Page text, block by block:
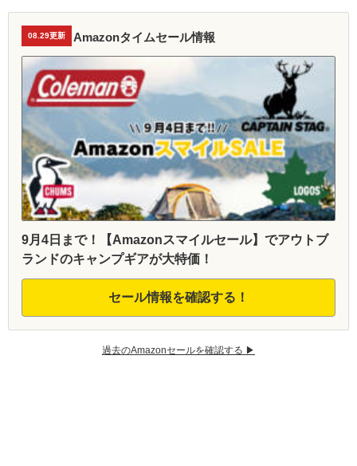
08.29更新 Amazonタイムセール情報
9月4日まで！【Amazonスマイルセール】でアウトブ
ランドのキャンプギアが大特価！
セール情報を確認する！
過去のAmazonセールを確認する ▶︎